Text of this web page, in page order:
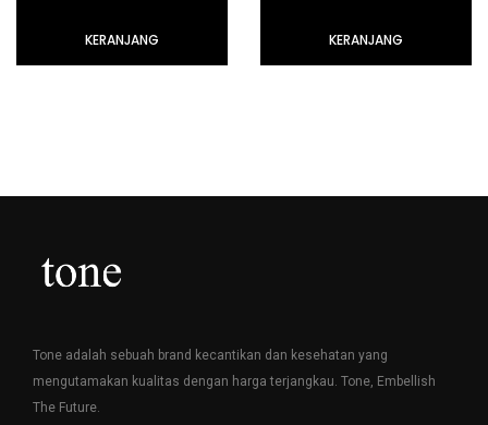
KERANJANG KERANJANG
Tone adalah sebuah brand kecantikan dan kesehatan yang
mengutamakan kualitas dengan harga terjangkau. Tone, Embellish
The Future.